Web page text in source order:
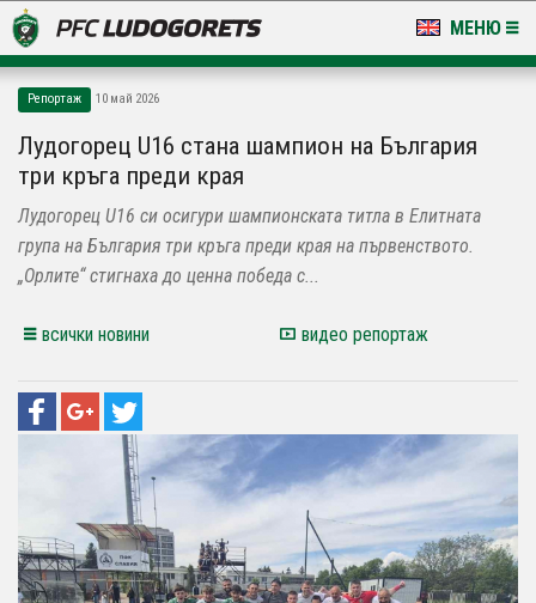
МЕНЮ
LUDOGORETS TV
НА ТЕРЕНА
СТАДИОН & БАЗИ
Репортаж 10 май 2026
Лудогорец U16 стана шампион на България
три кръга преди края
Лудогорец U16 си осигури шампионската титла в Елитната
група на България три кръга преди края на първенството.
„Орлите“ стигнаха до ценна победа с...
всички новини видео репортаж